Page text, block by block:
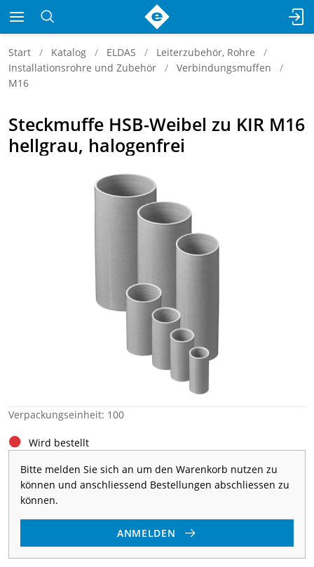
Start Katalog ELDAS
Leiterzubehör, Rohre
Installationsrohre und Zubehör
Verbindungsmuffen
M16
Steckmuffe HSB-Weibel zu KIR M16
hellgrau, halogenfrei
Verpackungseinheit: 100
Wird bestellt
Bitte melden Sie sich an um den Warenkorb nutzen zu
können und anschliessend Bestellungen abschliessen zu
können.
ANMELDEN